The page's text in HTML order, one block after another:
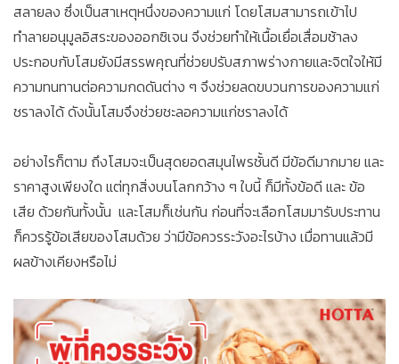
สลายลง ซึ่งเป็นสาเหตุหนึ่งของความแก่ โดยโสมสามารถเข้าไป
ทำลายอนุมูลอิสระของออกซิเจน จึงช่วยทำให้เนื้อเยื่อเสื่อมช้าลง
ประกอบกับโสมยังมีสรรพคุณที่ช่วยปรับสภาพร่างกายและจิตใจให้มี
ความทนทานต่อความกดดันต่าง ๆ จึงช่วยลดขบวนการของความแก่
ชราลงได้ ดังนั้นโสมจึงช่วยชะลอความแก่ชราลงได้
อย่างไรก็ตาม ถึงโสมจะเป็นสุดยอดสมุนไพรชั้นดี มีข้อดีมากมาย และ
ราคาสูงเพียงใด แต่ทุกสิ่งบนโลกกว้าง ๆ ใบนี้ ก็มีทั้งข้อดี และ ข้อ
เสีย ด้วยกันทั้งนั้น และโสมก็เช่นกัน ก่อนที่จะเลือกโสมมารับประทาน
ก็ควรรู้ข้อเสียของโสมด้วย ว่ามีข้อควรระวังอะไรบ้าง เมื่อทานแล้วมี
ผลข้างเคียงหรือไม่